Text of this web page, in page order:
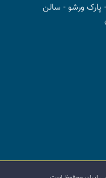
- پارک ورشو - سالن